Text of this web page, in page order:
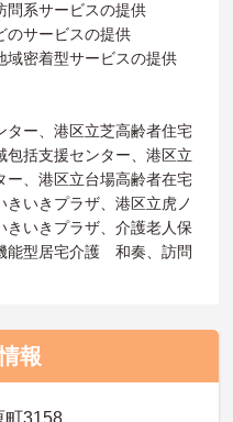
問系サービスの提供
のサービスの提供
域密着型サービスの提供
ター、港区立芝高齢者住宅
包括支援センター、港区立
ー、港区立台場高齢者在宅
いきプラザ、港区立虎ノ
きいきプラザ、介護老人保
能型居宅介護 和奏、訪問
報
町3158